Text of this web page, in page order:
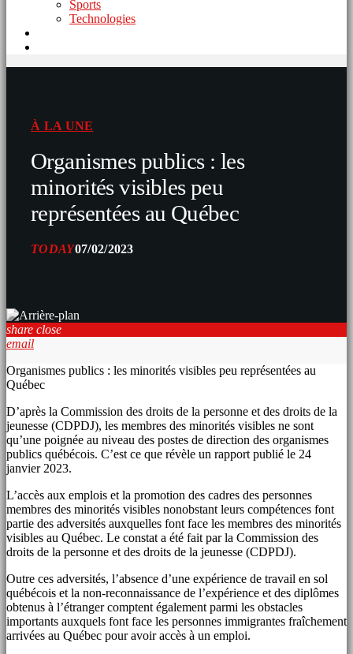
Sports
Technologies
À LA UNE
Organismes publics : les
minorités visibles peu
représentées au Québec
TODAY07/02/2023
share close
email
Organismes publics : les minorités visibles peu représentées au
Québec
D’après la Commission des droits de la personne et des droits de la
jeunesse (CDPDJ), les membres des minorités visibles ne sont
qu’une poignée au niveau des postes de direction des organismes
publics québécois. C’est ce que révèle un rapport publié le 24
janvier 2023.
L’accès aux emplois et la promotion des cadres des personnes
membres des minorités visibles nonobstant leurs compétences font
partie des adversités auxquelles font face les membres des minorités
visibles au Québec. Le constat a été fait par la Commission des
droits de la personne et des droits de la jeunesse (CDPDJ).
Outre ces adversités, l’absence d’une expérience de travail en sol
québécois et la non-reconnaissance de l’expérience et des diplômes
obtenus à l’étranger comptent également parmi les obstacles
importants auxquels font face les personnes immigrantes fraîchement
arrivées au Québec pour avoir accès à un emploi.